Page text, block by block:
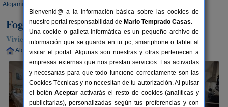
Alojamientos
Fogar Cañon Do Sil
Vivienda turística en Loureiro (Ourense)
Alquiler completo 4 plazas 26 km de Ourense
Bienvenid@ a la información básica sobre las cookies de
nuestro portal responsabilidad de Mario Temprado Casas.
Una cookie o galleta informática es un pequeño archivo de
información que se guarda en tu pc, smartphone o tablet al
visitar el portal. Algunas son nuestras y otras pertenecen a
empresas externas que nos prestan servicios. Las activadas
y necesarias para que todo funcione correctamente son las
Cookies Técnicas y no necesitan de tu autorización. Al pulsar
el botónAceptar activarás el resto de cookies (analíticas y
publicitarias), personalizadas según tus preferencias y con